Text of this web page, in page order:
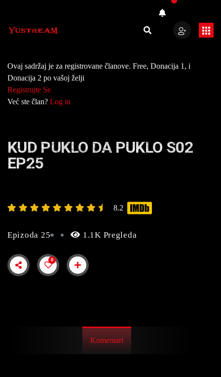
Ovaj sadržaj je za registrovane članove. Free, Donacija 1, i
Donacija 2 po vašoj želji
Registrujte Se
Već ste član? Log in
KUD PUKLO DA PUKLO S02
EP25
8.2
Epizoda 25 1.1K Pregleda
0
Komentari